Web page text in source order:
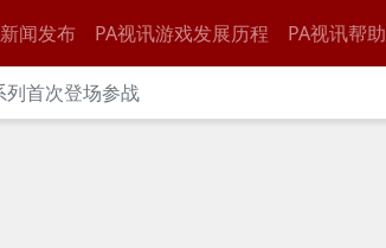
新闻发布 PA视讯游戏发展历程 PA视讯帮助
列首次登场参战